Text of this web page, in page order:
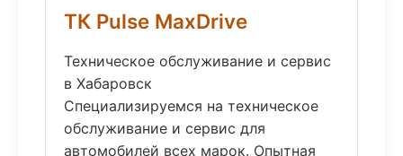
ТК Pulse MaxDrive
Техническое обслуживание и сервис
в Хабаровск
Специализируемся на техническое
обслуживание и сервис для
автомобилей всех марок. Опытная